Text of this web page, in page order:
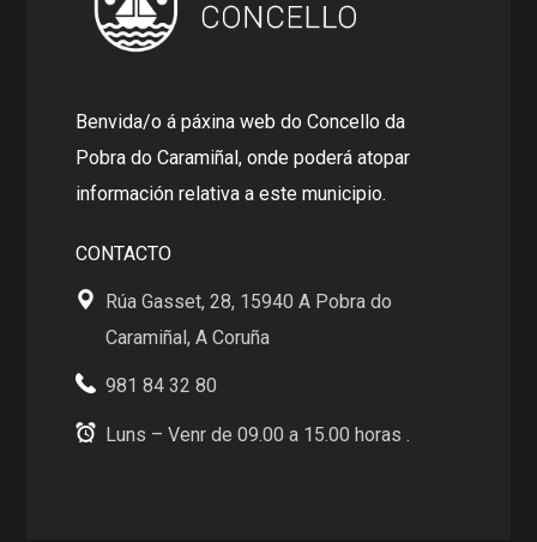
Benvida/o á páxina web do Concello da
Pobra do Caramiñal, onde poderá atopar
información relativa a este municipio.
CONTACTO
Rúa Gasset, 28, 15940 A Pobra do
Caramiñal, A Coruña
981 84 32 80
Luns – Venr de 09.00 a 15.00 horas .